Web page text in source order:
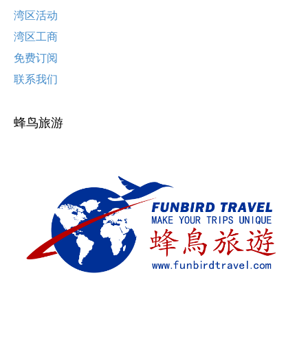
湾区活动
湾区工商
免费订阅
联系我们
蜂鸟旅游